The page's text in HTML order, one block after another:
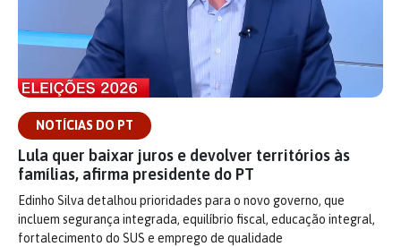
NOTÍCIAS DO PT
Lula quer baixar juros e devolver territórios às
famílias, afirma presidente do PT
Edinho Silva detalhou prioridades para o novo governo, que
incluem segurança integrada, equilíbrio fiscal, educação integral,
fortalecimento do SUS e emprego de qualidade